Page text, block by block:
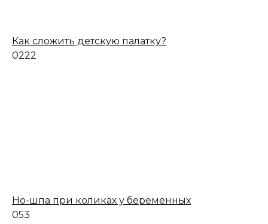
Как сложить детскую палатку?
0222
Но-шпа при коликах у беременных
053